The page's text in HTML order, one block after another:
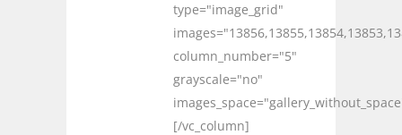
type="image_grid"
column_number="5"
grayscale="no"
[/vc_column]